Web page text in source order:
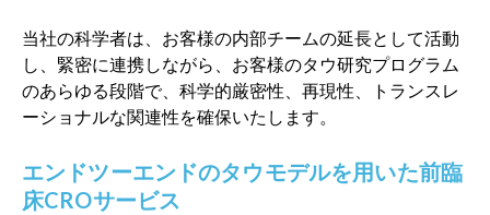
当社の科学者は、お客様の内部チームの延長として活動
し、緊密に連携しながら、お客様のタウ研究プログラム
のあらゆる段階で、科学的厳密性、再現性、トランスレ
ーショナルな関連性を確保いたします。
エンドツーエンドのタウモデルを用いた前臨
床CROサービス